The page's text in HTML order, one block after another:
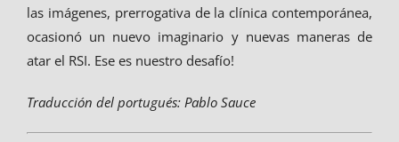
las imágenes, prerrogativa de la clínica contemporánea,
ocasionó un nuevo imaginario y nuevas maneras de
atar el RSI. Ese es nuestro desafío!
Traducción del portugués: Pablo Sauce